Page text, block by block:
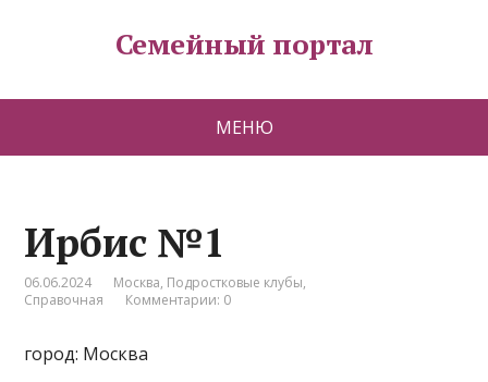
Семейный портал
МЕНЮ
Ирбиc №1
06.06.2024 Москва, Подростковые клубы,
Справочная
Комментарии: 0
город: Москва